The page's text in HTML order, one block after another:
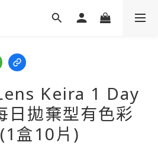
Keira 1 Day
拋棄型有色彩
盒10片)